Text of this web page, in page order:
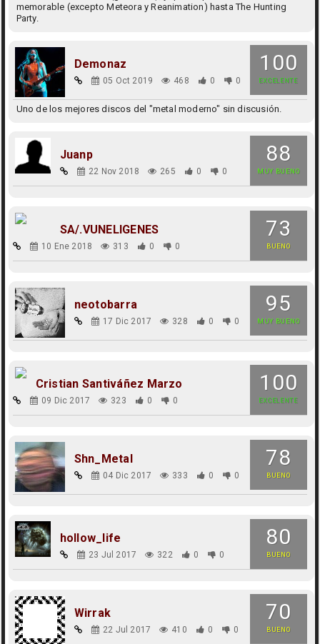
memorable (excepto Meteora y Reanimation) hasta The Hunting
Party.
100
EXCELENTE
Demonaz
05 Oct 2019 468 0 0
Uno de los mejores discos del "metal moderno" sin discusión.
88
MUY BUENO
Juanp
22 Nov 2018 265 0 0
73
BUENO
SA/.VUNELIGENES
10 Ene 2018 313 0 0
95
MUY BUENO
neotobarra
17 Dic 2017 328 0 0
100
EXCELENTE
Cristian Santiváñez Marzo
09 Dic 2017 323 0 0
78
BUENO
Shn_Metal
04 Dic 2017 333 0 0
80
BUENO
hollow_life
23 Jul 2017 322 0 0
70
BUENO
Wirrak
22 Jul 2017 410 0 0